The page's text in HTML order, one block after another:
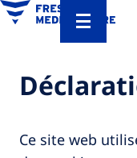
Ce site web